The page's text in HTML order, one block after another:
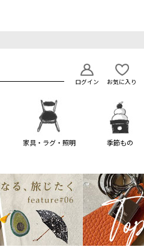
ログイン お気に入り
家具・ラグ・照明 季節もの